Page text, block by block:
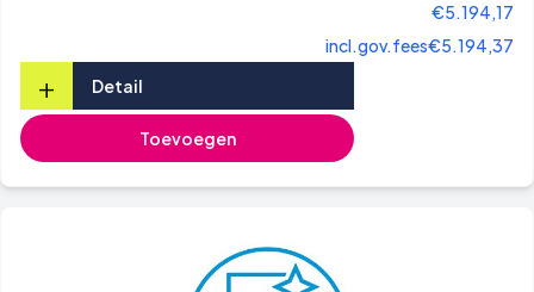
€5.194,17
incl.gov.fees€5.194,37
+ Detail
Toevoegen